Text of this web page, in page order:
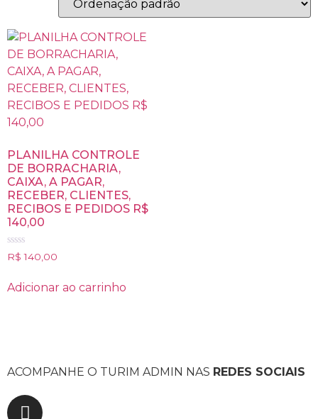
PLANILHA CONTROLE
DE BORRACHARIA,
CAIXA, A PAGAR,
RECEBER, CLIENTES,
RECIBOS E PEDIDOS R$
140,00
Avaliação
0
5
R$ 140,00
Adicionar ao carrinho
ACOMPANHE O TURIM ADMIN NAS REDES SOCIAIS